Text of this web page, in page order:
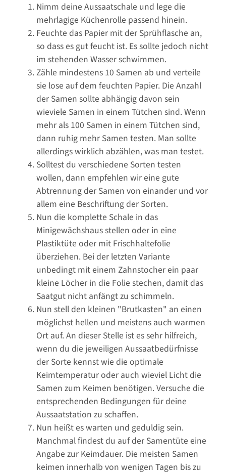
Nimm deine Aussaatschale und lege die
mehrlagige Küchenrolle passend hinein.
Feuchte das Papier mit der Sprühflasche an,
so dass es gut feucht ist. Es sollte jedoch nicht
im stehenden Wasser schwimmen.
Zähle mindestens 10 Samen ab und verteile
sie lose auf dem feuchten Papier. Die Anzahl
der Samen sollte abhängig davon sein
wieviele Samen in einem Tütchen sind. Wenn
mehr als 100 Samen in einem Tütchen sind,
dann ruhig mehr Samen testen. Man sollte
allerdings wirklich abzählen, was man testet.
Solltest du verschiedene Sorten testen
wollen, dann empfehlen wir eine gute
Abtrennung der Samen von einander und vor
allem eine Beschriftung der Sorten.
Nun die komplette Schale in das
Minigewächshaus stellen oder in eine
Plastiktüte oder mit Frischhaltefolie
überziehen. Bei der letzten Variante
unbedingt mit einem Zahnstocher ein paar
kleine Löcher in die Folie stechen, damit das
Saatgut nicht anfängt zu schimmeln.
Nun stell den kleinen "Brutkasten" an einen
möglichst hellen und meistens auch warmen
Ort auf. An dieser Stelle ist es sehr hilfreich,
wenn du die jeweiligen Aussaatbedürfnisse
der Sorte kennst wie die optimale
Keimtemperatur oder auch wieviel Licht die
Samen zum Keimen benötigen. Versuche die
entsprechenden Bedingungen für deine
Aussaatstation zu schaffen.
Nun heißt es warten und geduldig sein.
Manchmal findest du auf der Samentüte eine
Angabe zur Keimdauer. Die meisten Samen
keimen innerhalb von wenigen Tagen bis zu